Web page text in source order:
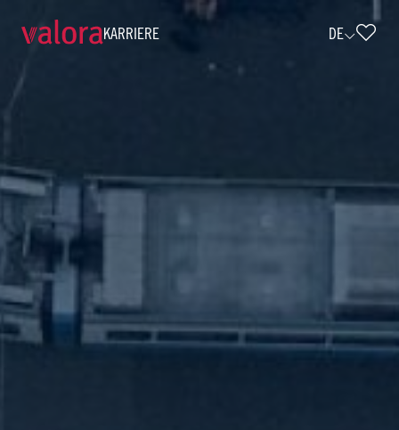
KARRIERE DE
Selbstständiger Agenturpartner